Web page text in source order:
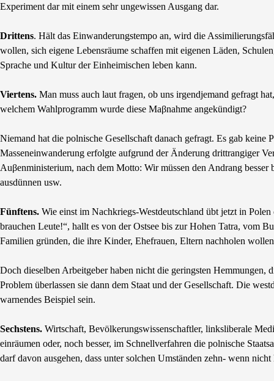
Experiment dar mit einem sehr ungewissen Ausgang dar.
Drittens. Hält das Einwanderungstempo an, wird die
wollen, sich eigene Lebensräume schaffen mit eigenen Läden,
Sprache und Kultur der Einheimischen leben kann.
Viertens. Man muss auch laut fragen, ob uns irgendjemand gefragt
welchem Wahlprogramm wurde diese Maβnahme angekündigt?
Niemand hat die polnische Gesellschaft danach gefragt. Es gab keine
Masseneinwanderung erfolgte aufgrund der Änderung drittrangiger
Auβenministerium, nach dem Motto: Wir müssen den Andrang
ausdünnen usw.
Fünftens. Wie einst im Nachkriegs-Westdeutschland übt jetzt in
brauchen Leute!“, hallt es von der Ostsee bis zur Hohen Tatra, vom
Familien gründen, die ihre Kinder, Ehefrauen, Eltern nachholen
Doch dieselben Arbeitgeber haben nicht die geringsten Hemmungen,
Problem überlassen sie dann dem Staat und der Gesellschaft. Die
warnendes Beispiel sein.
Sechstens. Wirtschaft, Bevölkerungswissenschaftler, linksliberale
einräumen oder, noch besser, im Schnellverfahren die polnische
darf davon ausgehen, dass unter solchen Umständen zehn- wenn